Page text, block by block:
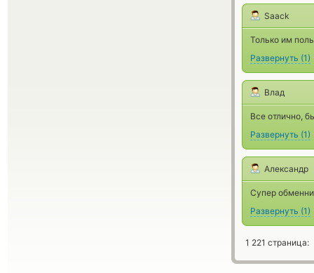
Saack
Только им
Развернуть (1)
Влад
Все отлично,
Развернуть (1)
Александр
Супер
Развернуть (1)
1 221 страница: